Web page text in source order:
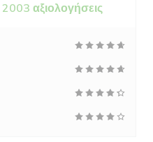
2003 αξιολογήσεις